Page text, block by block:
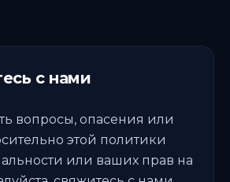
с нами
вопросы, опасения или
этой политики
или ваших прав на